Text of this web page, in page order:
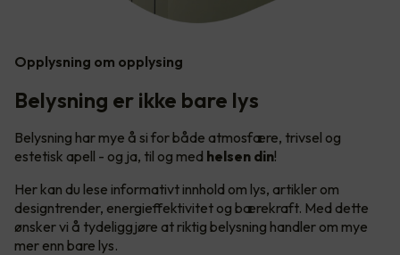
Opplysning om opplysing
Belysning er ikke bare lys
Belysning har mye å si for både atmosfære, trivsel og
estetisk apell - og ja, til og med helsen din!
Her kan du lese informativt innhold om lys, artikler om
designtrender, energieffektivitet og bærekraft. Med dette
ønsker vi å tydeliggjøre at riktig belysning handler om mye
mer enn bare lys.